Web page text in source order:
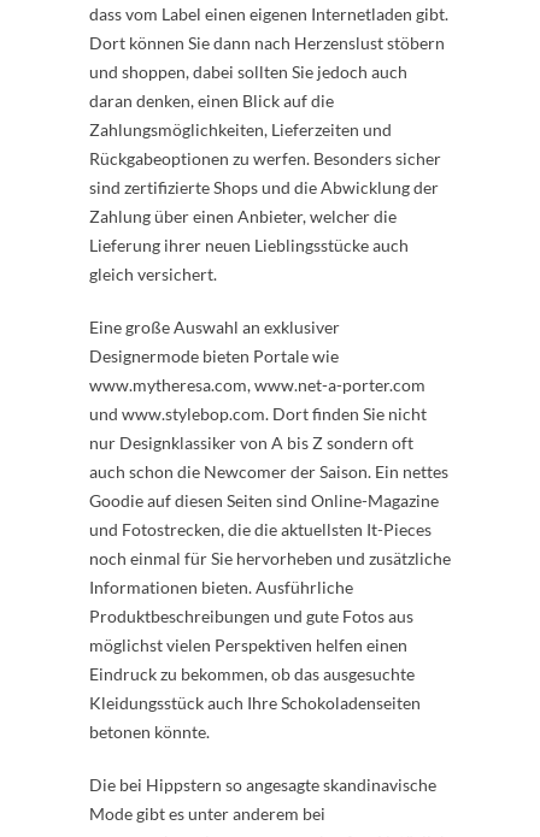
dass vom Label einen eigenen Internetladen gibt.
Dort können Sie dann nach Herzenslust stöbern
und shoppen, dabei sollten Sie jedoch auch
daran denken, einen Blick auf die
Zahlungsmöglichkeiten, Lieferzeiten und
Rückgabeoptionen zu werfen. Besonders sicher
sind zertifizierte Shops und die Abwicklung der
Zahlung über einen Anbieter, welcher die
Lieferung ihrer neuen Lieblingsstücke auch
gleich versichert.
Eine große Auswahl an exklusiver
Designermode bieten Portale wie
www.mytheresa.com, www.net-a-porter.com
und www.stylebop.com. Dort finden Sie nicht
nur Designklassiker von A bis Z sondern oft
auch schon die Newcomer der Saison. Ein nettes
Goodie auf diesen Seiten sind Online-Magazine
und Fotostrecken, die die aktuellsten It-Pieces
noch einmal für Sie hervorheben und zusätzliche
Informationen bieten. Ausführliche
Produktbeschreibungen und gute Fotos aus
möglichst vielen Perspektiven helfen einen
Eindruck zu bekommen, ob das ausgesuchte
Kleidungsstück auch Ihre Schokoladenseiten
betonen könnte.
Die bei Hippstern so angesagte skandinavische
Mode gibt es unter anderem bei